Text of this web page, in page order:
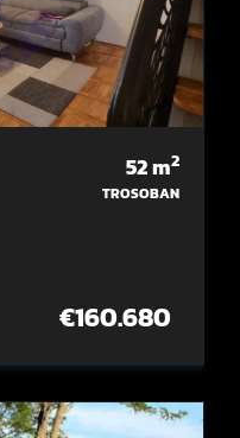
52m2
TROSOBAN
€160.680